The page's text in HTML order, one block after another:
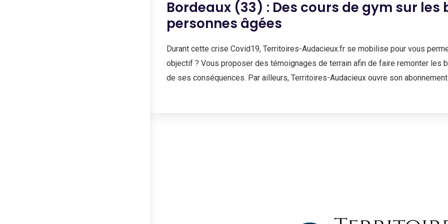
Bordeaux (33) : Des cours de gym sur
personnes âgées
Durant cette crise Covid19, Territoires-Audacieux.fr se mobilise pour vous
objectif ? Vous proposer des témoignages de terrain afin de faire remonter les
de ses conséquences. Par ailleurs, Territoires-Audacieux ouvre son